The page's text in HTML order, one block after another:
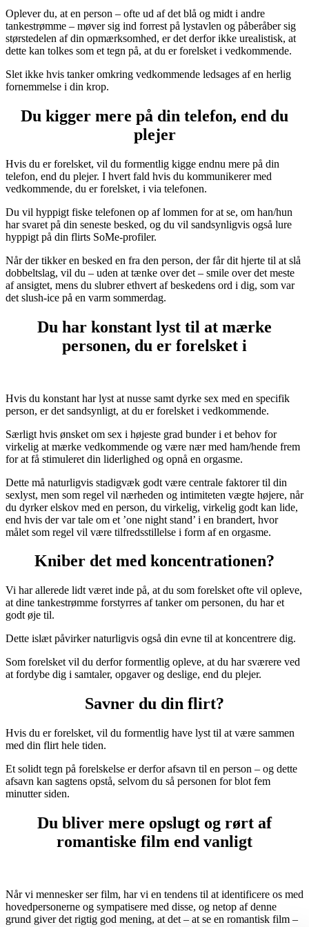
Oplever du, at en person – ofte ud af det blå og midt i andre
tankestrømme – møver sig ind forrest på lystavlen og påberåber sig
størstedelen af din opmærksomhed, er det derfor ikke urealistisk, at
dette kan tolkes som et tegn på, at du er forelsket i vedkommende.
Slet ikke hvis tanker omkring vedkommende ledsages af en herlig
fornemmelse i din krop.
Du kigger mere på din telefon, end du
plejer
Hvis du er forelsket, vil du formentlig kigge endnu mere på din
telefon, end du plejer. I hvert fald hvis du kommunikerer med
vedkommende, du er forelsket, i via telefonen.
Du vil hyppigt fiske telefonen op af lommen for at se, om han/hun
har svaret på din seneste besked, og du vil sandsynligvis også lure
hyppigt på din flirts SoMe-profiler.
Når der tikker en besked en fra den person, der får dit hjerte til at slå
dobbeltslag, vil du – uden at tænke over det – smile over det meste
af ansigtet, mens du slubrer ethvert af beskedens ord i dig, som var
det slush-ice på en varm sommerdag.
Du har konstant lyst til at mærke
personen, du er forelsket i
Hvis du konstant har lyst at nusse samt dyrke sex med en specifik
person, er det sandsynligt, at du er forelsket i vedkommende.
Særligt hvis ønsket om sex i højeste grad bunder i et behov for
virkelig at mærke vedkommende og være nær med ham/hende frem
for at få stimuleret din liderlighed og opnå en orgasme.
Dette må naturligvis stadigvæk godt være centrale faktorer til din
sexlyst, men som regel vil nærheden og intimiteten vægte højere, når
du dyrker elskov med en person, du virkelig, virkelig godt kan lide,
end hvis der var tale om et ’one night stand’ i en brandert, hvor
målet som regel vil være tilfredsstillelse i form af en orgasme.
Kniber det med koncentrationen?
Vi har allerede lidt været inde på, at du som forelsket ofte vil opleve,
at dine tankestrømme forstyrres af tanker om personen, du har et
godt øje til.
Dette islæt påvirker naturligvis også din evne til at koncentrere dig.
Som forelsket vil du derfor formentlig opleve, at du har sværere ved
at fordybe dig i samtaler, opgaver og deslige, end du plejer.
Savner du din flirt?
Hvis du er forelsket, vil du formentlig have lyst til at være sammen
med din flirt hele tiden.
Et solidt tegn på forelskelse er derfor afsavn til en person – og dette
afsavn kan sagtens opstå, selvom du så personen for blot fem
minutter siden.
Du bliver mere opslugt og rørt af
romantiske film end vanligt
Når vi mennesker ser film, har vi en tendens til at identificere os med
hovedpersonerne og sympatisere med disse, og netop af denne
grund giver det rigtig god mening, at det – at se en romantisk film –